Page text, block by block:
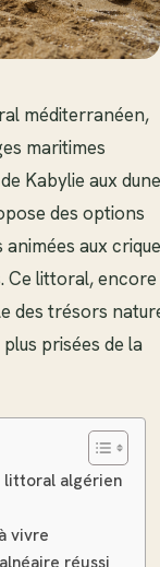
méditerranéen,
maritimes
Kabylie aux
des options
aux
Ce littoral, encore
des trésors
prisées de la
littoral algérien
vivre